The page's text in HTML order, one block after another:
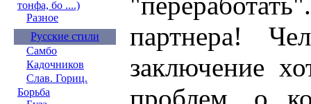
тонфа, бо ....)
Разное
Русские стили
Самбо
Кадочников
Слав. Гориц.
Борьба
партнера!
заключение